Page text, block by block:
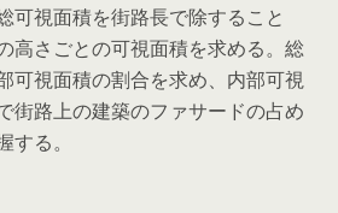
可視面積を街路長で除すること
高さごとの可視面積を求める。総
可視面積の割合を求め、内部可視
街路上の建築のファサードの占め
る。